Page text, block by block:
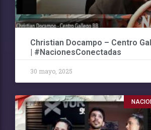
Christian Docampo – Centro
| #NacionesConectadas
30 mayo, 2025